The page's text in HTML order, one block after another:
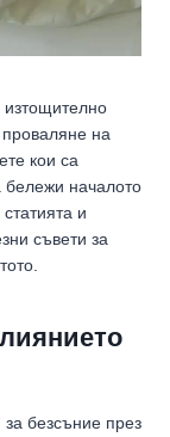
на
кои са
бележи началото
и
съвети за
безсъние през